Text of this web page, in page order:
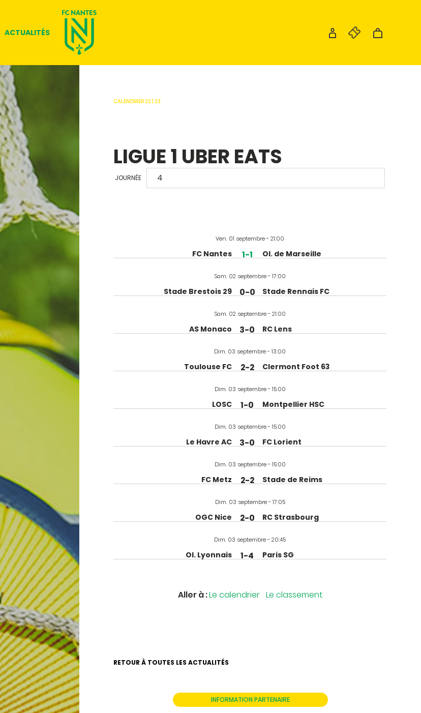
ACTUALITÉS
CALENDRIER 22 | 23
LIGUE 1 UBER EATS
JOURNÉE
Ven. 01 septembre - 21:00
FC Nantes 1-1 Ol. de Marseille
Sam. 02 septembre - 17:00
Stade Brestois 29 0-0 Stade Rennais FC
Sam. 02 septembre - 21:00
AS Monaco 3-0 RC Lens
Dim. 03 septembre - 13:00
Toulouse FC 2-2 Clermont Foot 63
Dim. 03 septembre - 15:00
LOSC 1-0 Montpellier HSC
Dim. 03 septembre - 15:00
Le Havre AC 3-0 FC Lorient
Dim. 03 septembre - 15:00
FC Metz 2-2 Stade de Reims
Dim. 03 septembre - 17:05
OGC Nice 2-0 RC Strasbourg
Dim. 03 septembre - 20:45
Ol. Lyonnais 1-4 Paris SG
Aller à :Le calendrier Le classement
RETOUR À TOUTES LES ACTUALITÉS
INFORMATION PARTENAIRE